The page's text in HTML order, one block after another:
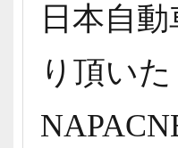
日本自
り頂いた